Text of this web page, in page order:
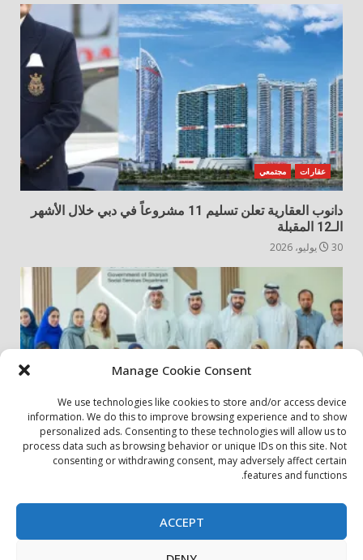
Manage Cookie Consent
We use technologies like cookies to store and/or access device
information. We do this to improve browsing experience and to show
personalized ads. Consenting to these technologies will allow us to
process data such as browsing behavior or unique IDs on this site. Not
consenting or withdrawing consent, may adversely affect certain
features and functions.
ACCEPT
عقارات مجتمعي
دانوب العقارية تعلن تسليم 11 مشروعاً في دبي خلال الأشهر
الـ12 المقبلة
30 يوليو، 2026
أخبار المجتمع مجتمعي
الشارقة لإدارة الأصول تنظم زيارة إلى دار رعاية المسنين
بيان الخصوصية سياسة ملفات تعريف الارتباط
اتصل بنا